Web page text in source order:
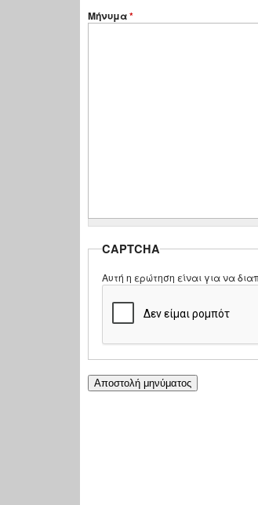
Μήνυμα*
CAPTCHA
Αυτή η ερώτηση είναι για να